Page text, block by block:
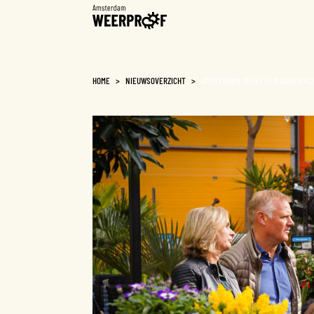
Weerproof
HOME > NIEUWSOVERZICHT >